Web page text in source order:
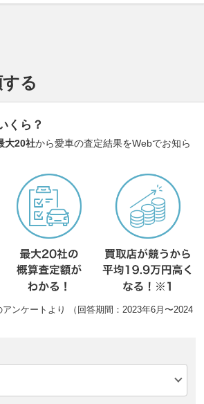
る
くら？
大20社から愛車の査定結果をWebでお知ら
ンケートより （回答期間：2023年6月〜2024